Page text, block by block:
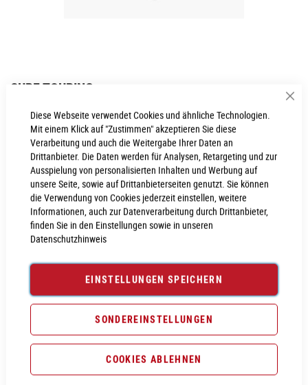
Diese Webseite verwendet Cookies und ähnliche Technologien.
Mit einem Klick auf "Zustimmen" akzeptieren Sie diese
Verarbeitung und auch die Weitergabe Ihrer Daten an
Drittanbieter. Die Daten werden für Analysen, Retargeting und zur
Ausspielung von personalisierten Inhalten und Werbung auf
unsere Seite, sowie auf Drittanbieterseiten genutzt. Sie können
die Verwendung von Cookies jederzeit einstellen, weitere
Informationen, auch zur Datenverarbeitung durch Drittanbieter,
finden Sie in den Einstellungen sowie in unseren
Datenschutzhinweis
EINSTELLUNGEN SPEICHERN
SONDEREINSTELLUNGEN
COOKIES ABLEHNEN
Bildgalerie
springen
CUBE TOURING
Inkl. MwSt., nur Abholung möglich
PROBEFAHRT VEREINBAREN
Produktanfrage stellen
PRODUKTINFORMATIONEN
Produktinformationen
6022863
black´n´metal
Cube